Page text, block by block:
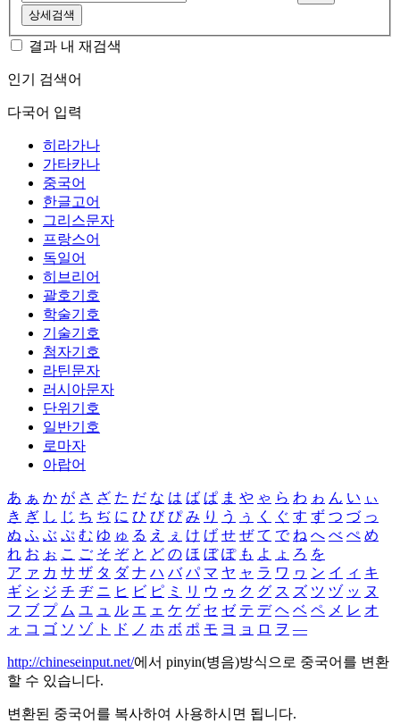
상세검색
결과 내 재검색
인기 검색어
다국어 입력
히라가나
가타카나
중국어
한글고어
그리스문자
프랑스어
독일어
히브리어
괄호기호
학술기호
기술기호
첨자기호
라틴문자
러시아문자
단위기호
일반기호
로마자
아랍어
あ ぁ か が さ ざ た だ な は ば ぱ ま や ゃ ら わ ゎ ん い ぃ
き ぎ し じ ち ぢ に ひ び ぴ み り う ぅ く ぐ す ず つ づ っ
ぬ ふ ぶ ぷ む ゆ ゅ る え ぇ け げ せ ぜ て で ね へ べ ぺ め
れ お ぉ こ ご そ ぞ と ど の ほ ぼ ぽ も よ ょ ろ を
ア ァ カ サ ザ タ ダ ナ ハ バ パ マ ヤ ャ ラ ワ ヮ ン イ ィ キ
ギ シ ジ チ ヂ ニ ヒ ビ ピ ミ リ ウ ゥ ク グ ス ズ ツ ヅ ッ ヌ
フ ブ プ ム ユ ュ ル エ ェ ケ ゲ セ ゼ テ デ ヘ ベ ペ メ レ オ
ォ コ ゴ ソ ゾ ト ド ノ ホ ボ ポ モ ヨ ョ ロ ヲ ―
http://chineseinput.net/에서 pinyin(병음)방식으로 중국어를 변환
할 수 있습니다.
변환된 중국어를 복사하여 사용하시면 됩니다.